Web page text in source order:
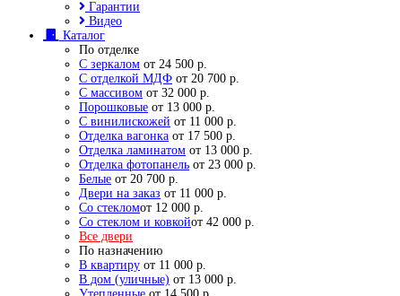
Гарантии
Видео
Каталог
По отделке
С зеркалом от 24 500 р.
С отделкой МДФ от 20 700 р.
С массивом от 32 000 р.
Порошковые от 13 000 р.
С винилискожей от 11 000 р.
Отделка вагонка от 17 500 р.
Отделка ламинатом от 13 000 р.
Отделка фотопанель от 23 000 р.
Белые от 20 700 р.
Двери на заказ от 11 000 р.
Со стекломот 12 000 р.
Со стеклом и ковкойот 42 000 р.
Все двери
По назначению
В квартиру от 11 000 р.
В дом (уличные) от 13 000 р.